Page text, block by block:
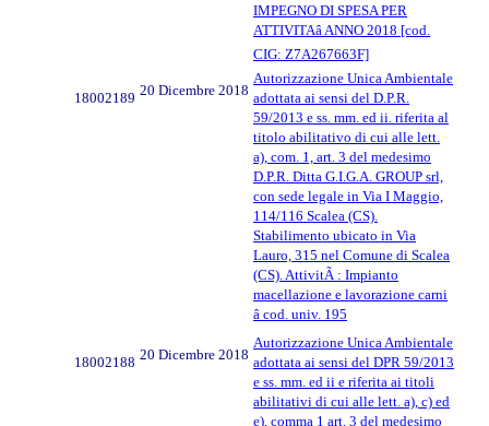
IMPEGNO DI SPESA PER
ATTIVITAâ ANNO 2018 [cod.
CIG: Z7A267663F]
18002189 20 Dicembre 2018
Autorizzazione Unica Ambientale
adottata ai sensi del D.P.R.
59/2013 e ss. mm. ed ii. riferita al
titolo abilitativo di cui alle lett.
a), com. 1, art. 3 del medesimo
D.P.R. Ditta G.I.G.A. GROUP srl,
con sede legale in Via I Maggio,
114/116 Scalea (CS).
Stabilimento ubicato in Via
Lauro, 315 nel Comune di Scalea
(CS). AttivitÃ : Impianto
macellazione e lavorazione carni
â cod. univ. 195
18002188 20 Dicembre 2018
Autorizzazione Unica Ambientale
adottata ai sensi del DPR 59/2013
e ss. mm. ed ii e riferita ai titoli
abilitativi di cui alle lett. a), c) ed
e), comma 1 art. 3 del medesimo